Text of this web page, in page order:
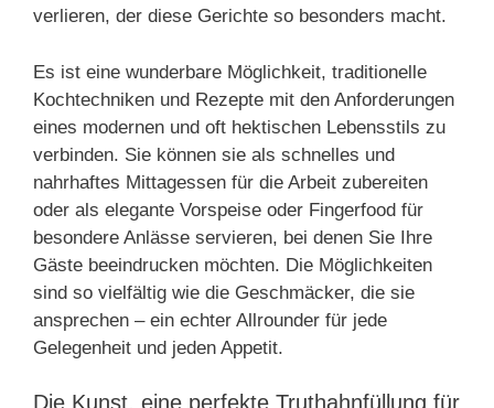
verlieren, der diese Gerichte so besonders macht.
Es ist eine wunderbare Möglichkeit, traditionelle
Kochtechniken und Rezepte mit den Anforderungen
eines modernen und oft hektischen Lebensstils zu
verbinden. Sie können sie als schnelles und
nahrhaftes Mittagessen für die Arbeit zubereiten
oder als elegante Vorspeise oder Fingerfood für
besondere Anlässe servieren, bei denen Sie Ihre
Gäste beeindrucken möchten. Die Möglichkeiten
sind so vielfältig wie die Geschmäcker, die sie
ansprechen – ein echter Allrounder für jede
Gelegenheit und jeden Appetit.
Die Kunst, eine perfekte Truthahnfüllung für